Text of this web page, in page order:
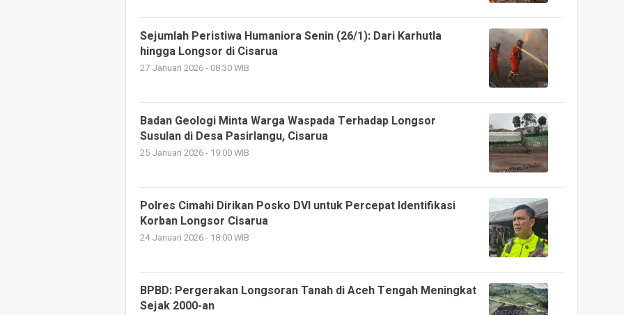
Sejumlah Peristiwa Humaniora Senin (26/1): Dari Karhutla
hingga Longsor di Cisarua
27 Januari 2026 - 08:30 WIB
Badan Geologi Minta Warga Waspada Terhadap Longsor
Susulan di Desa Pasirlangu, Cisarua
25 Januari 2026 - 19:00 WIB
Polres Cimahi Dirikan Posko DVI untuk Percepat Identifikasi
Korban Longsor Cisarua
24 Januari 2026 - 18:00 WIB
BPBD: Pergerakan Longsoran Tanah di Aceh Tengah Meningkat
Sejak 2000-an